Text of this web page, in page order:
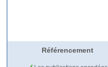
Référencement